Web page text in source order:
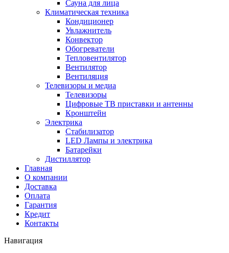
Сауна для лица
Климатическая техника
Кондиционер
Увлажнитель
Конвектор
Обогреватели
Тепловентилятор
Вентилятор
Вентиляция
Телевизоры и медиа
Телевизоры
Цифровые ТВ приставки и антенны
Кронштейн
Электрика
Стабилизатор
LED Лампы и электрика
Батарейки
Дистиллятор
Главная
О компании
Доставка
Оплата
Гарантия
Кредит
Контакты
Навигация